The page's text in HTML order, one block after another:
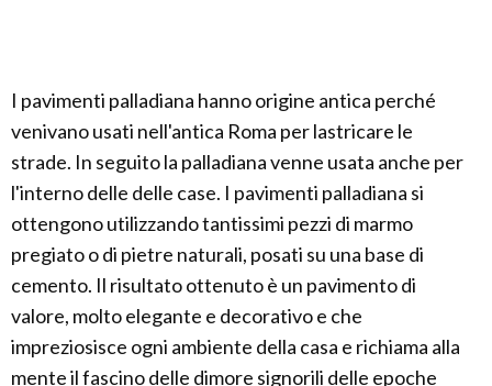
I pavimenti palladiana hanno origine antica perché
venivano usati nell'antica Roma per lastricare le
strade. In seguito la palladiana venne usata anche per
l'interno delle delle case. I pavimenti palladiana si
ottengono utilizzando tantissimi pezzi di marmo
pregiato o di pietre naturali, posati su una base di
cemento. Il risultato ottenuto è un pavimento di
valore, molto elegante e decorativo e che
impreziosisce ogni ambiente della casa e richiama alla
mente il fascino delle dimore signorili delle epoche